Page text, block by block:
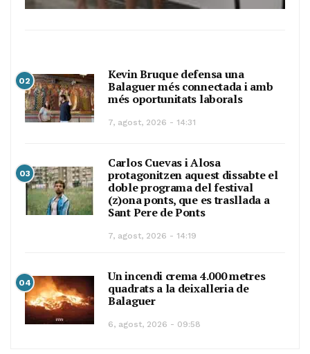
02
Kevin Bruque defensa una
Balaguer més connectada i amb
més oportunitats laborals
7, agost, 2026 - 14:31
03
Carlos Cuevas i Alosa
protagonitzen aquest dissabte el
doble programa del festival
(z)ona ponts, que es trasllada a
Sant Pere de Ponts
7, agost, 2026 - 14:19
04
Un incendi crema 4.000 metres
quadrats a la deixalleria de
Balaguer
6, agost, 2026 - 09:58